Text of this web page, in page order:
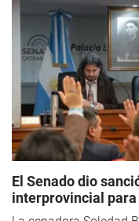
El Senado dio
interprovincial